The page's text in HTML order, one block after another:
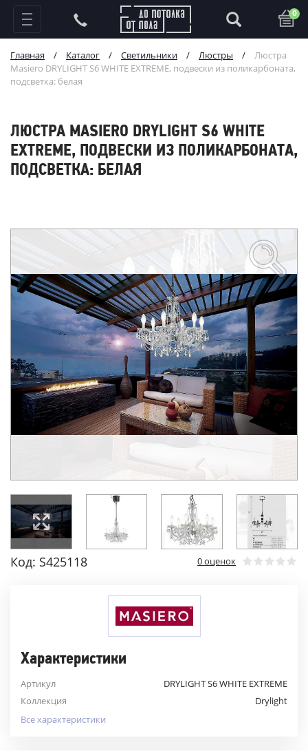
0
Главная / Каталог / Светильники / Люстры /
Люстра
Masiero DRYLIGHT S6 WHITE EXTREME, подвески из поликарбоната,
подсветка: белая
ЛЮСТРА MASIERO DRYLIGHT S6 WHITE
EXTREME, ПОДВЕСКИ ИЗ ПОЛИКАРБОНАТА,
ПОДСВЕТКА: БЕЛАЯ
Код: S425118 0 оценок
Характеристики
Артикул
DRYLIGHT S6 WHITE EXTREME
Коллекция
Drylight
Все характеристики